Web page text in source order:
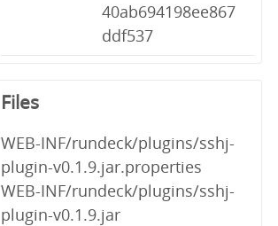
40ab694198ee867
ddf537
Files
WEB-INF/rundeck/plugins/sshj-
plugin-v0.1.9.jar.properties
WEB-INF/rundeck/plugins/sshj-
plugin-v0.1.9.jar